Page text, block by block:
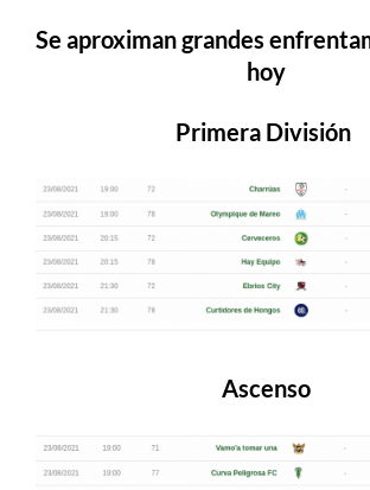
Se aproximan grandes
hoy
Primera División
Ascenso